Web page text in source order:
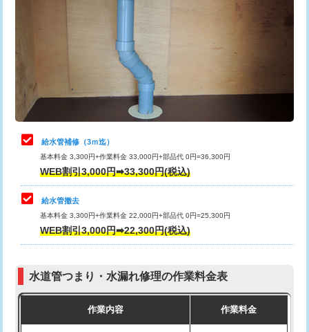
管・ポリ管・HT管使用/3ｍ超え)
排水管工事（土の掘削・埋め戻し作
11,000円~
排水管工事（排水管工事/3ｍまで） 55,000円
排水管工事（追加 排水管工事/3ｍ超
マス交換（土の掘削・埋め戻し作業）
マス交換（深さ50㎝未満）
マス交換（深さ50㎝以上）
コンクリート斫り（厚さ10㎝まで）
モルタル補修（厚さ10㎝超え） 38,500円
33,000円
8,800円
止水・漏水調査・防水処理・清掃・修
理・調整・分解・加工など（軽作業）
11,000円
止水・漏水調査・防水処理・清掃・修
理・調整・分解・加工など（中作業）
止水・漏水調査・防水処理・清掃・修
理・調整・分解・加工など（重作業）
33,000円
その他部品の脱着
交換・取付（タンク）
式）)
式・ワンホール）)
給水管補修（3ｍ迄）
基本料金 3,300円+作業料金 33,000円+部品代 0円=36,300円
WEB割引3,000円➡33,300円(税込)
給水管撤去
基本料金 3,300円+作業料金 22,000円+部品代 0円=25,300円
WEB割引3,000円➡22,300円(税込)
水道管つまり・水漏れ修理の作業料金表
作業内容 作業料金